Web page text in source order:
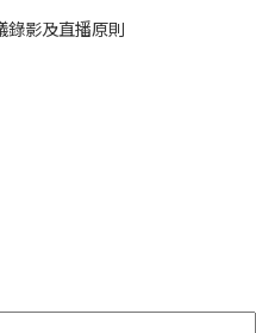
錄影及直播原則